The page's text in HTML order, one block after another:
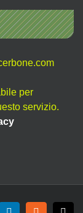
per
servizio.